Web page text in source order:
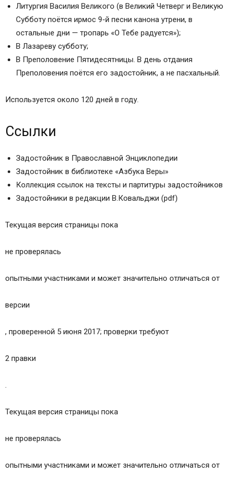
Литургия Василия Великого (в Великий Четверг и Великую
Субботу поётся ирмос 9-й песни канона утрени, в
остальные дни — тропарь «О Тебе радуется»);
В Лазареву субботу;
В Преполовение Пятидесятницы. В день отдания
Преполовения поётся его задостойник, а не пасхальный.
Используется около 120 дней в году.
Ссылки
Задостойник в Православной Энциклопедии
Задостойник в библиотеке «Азбука Веры»
Коллекция ссылок на тексты и партитуры задостойников
Задостойники в редакции В.Ковальджи (pdf)
Текущая версия страницы пока
не проверялась
опытными участниками и может значительно отличаться от
версии
, проверенной 5 июня 2017; проверки требуют
2 правки
.
Текущая версия страницы пока
не проверялась
опытными участниками и может значительно отличаться от